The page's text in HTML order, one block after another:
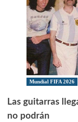
Mundial FIFA 2026
Las guitarras
no podrán